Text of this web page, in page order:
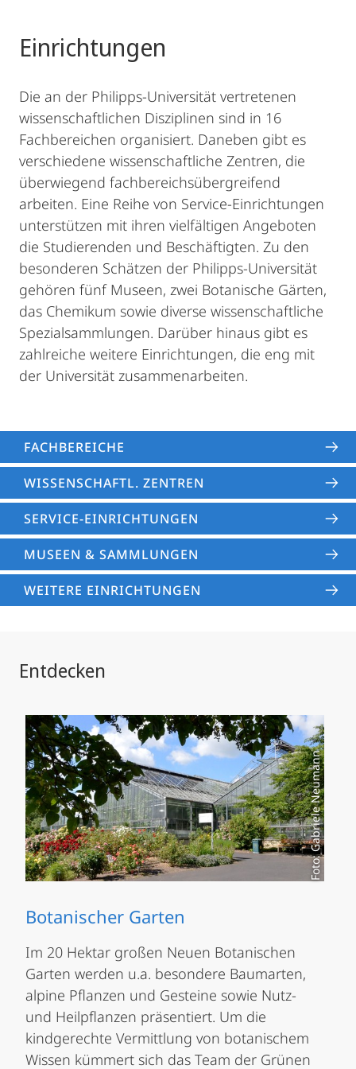
Einrichtungen
Die an der Philipps-Universität vertretenen
wissenschaftlichen Disziplinen sind in 16
Fachbereichen organisiert. Daneben gibt es
verschiedene wissenschaftliche Zentren, die
überwiegend fachbereichsübergreifend
arbeiten. Eine Reihe von Service-Einrichtungen
unterstützen mit ihren vielfältigen Angeboten
die Studierenden und Beschäftigten. Zu den
besonderen Schätzen der Philipps-Universität
gehören fünf Museen, zwei Botanische Gärten,
das Chemikum sowie diverse wissenschaftliche
Spezialsammlungen. Darüber hinaus gibt es
zahlreiche weitere Einrichtungen, die eng mit
der Universität zusammenarbeiten.
FACHBEREICHE
WISSENSCHAFTL. ZENTREN
SERVICE-EINRICHTUNGEN
MUSEEN & SAMMLUNGEN
WEITERE EINRICHTUNGEN
Entdecken
Foto: Gabriele Neumann
Botanischer Garten
Im 20 Hektar großen Neuen Botanischen
Garten werden u.a. besondere Baumarten,
alpine Pflanzen und Gesteine sowie Nutz-
und Heilpflanzen präsentiert. Um die
kindgerechte Vermittlung von botanischem
Wissen kümmert sich das Team der Grünen